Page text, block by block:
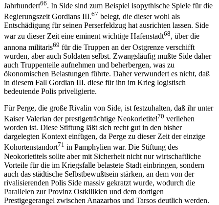
Jahrhundert66. In Side sind zum Beispiel isopythische Spiele für die
Regierungszeit Gordians III.67 belegt, die dieser wohl als
Entschädigung für seinen Perserfeldzug hat ausrichten lassen. Side
war zu dieser Zeit eine eminent wichtige Hafenstadt68, über die
annona militaris69 für die Truppen an der Ostgrenze verschifft
wurden, aber auch Soldaten selbst. Zwangsläufig mußte Side daher
auch Truppenteile aufnehmen und beherbergen, was zu
ökonomischen Belastungen führte. Daher verwundert es nicht, daß
in diesem Fall Gordian III. diese für ihn im Krieg logistisch
bedeutende Polis priveligierte.
Für Perge, die große Rivalin von Side, ist festzuhalten, daß ihr unter
Kaiser Valerian der prestigeträchtige Neokorietitel70 verliehen
worden ist. Diese Stiftung läßt sich recht gut in den bisher
dargelegten Kontext einfügen, da Perge zu dieser Zeit der einzige
Kohortenstandort71 in Pamphylien war. Die Stiftung des
Neokorietitels sollte aber mit Sicherheit nicht nur wirtschaftliche
Vorteile für die im Kriegsfalle belastete Stadt einbringen, sondern
auch das städtische Selbstbewußtsein stärken, an dem von der
rivalisierenden Polis Side massiv gekratzt wurde, wodurch die
Parallelen zur Provinz Ostkilikien und dem dortigen
Prestigegerangel zwischen Anazarbos und Tarsos deutlich werden.